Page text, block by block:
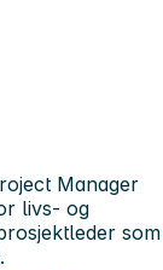
Manager
livs- og
som